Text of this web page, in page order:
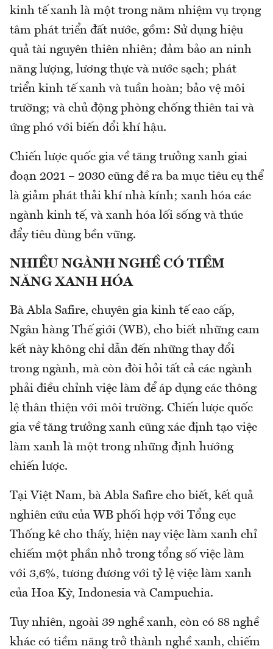
kinh tế xanh là một trong năm nhiệm vụ trọng
tâm phát triển đất nước, gồm: Sử dụng hiệu
quả tài nguyên thiên nhiên; đảm bảo an ninh
năng lượng, lương thực và nước sạch; phát
triển kinh tế xanh và tuần hoàn; bảo vệ môi
trường; và chủ động phòng chống thiên tai và
ứng phó với biến đổi khí hậu.
Chiến lược quốc gia về tăng trưởng xanh giai
đoạn 2021 – 2030 cũng đề ra ba mục tiêu cụ thể
là giảm phát thải khí nhà kính; xanh hóa các
ngành kinh tế, và xanh hóa lối sống và thúc
đẩy tiêu dùng bền vững.
NHIỀU NGÀNH NGHỀ CÓ TIỀM
NĂNG XANH HÓA
Bà Abla Safire, chuyên gia kinh tế cao cấp,
Ngân hàng Thế giới (WB), cho biết những cam
kết này không chỉ dẫn đến những thay đổi
trong ngành, mà còn đòi hỏi tất cả các ngành
phải điều chỉnh việc làm để áp dụng các thông
lệ thân thiện với môi trường. Chiến lược quốc
gia về tăng trưởng xanh cũng xác định tạo việc
làm xanh là một trong những định hướng
chiến lược.
Tại Việt Nam, bà Abla Safire cho biết, kết quả
nghiên cứu của WB phối hợp với Tổng cục
Thống kê cho thấy, hiện nay việc làm xanh chỉ
chiếm một phần nhỏ trong tổng số việc làm
với 3,6%, tương đương với tỷ lệ việc làm xanh
của Hoa Kỳ, Indonesia và Campuchia. ​
Tuy nhiên, ngoài 39 nghề xanh, còn có 88 nghề
khác có tiềm năng trở thành nghề xanh, chiếm